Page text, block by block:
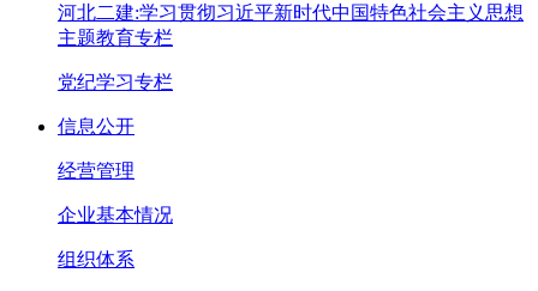
河北二建:学习贯彻习近平新时代中国特色社会主义思想
主题教育专栏
党纪学习专栏
信息公开
经营管理
企业基本情况
组织体系